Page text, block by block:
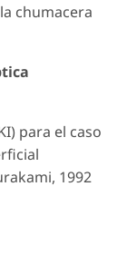
chumacera
para el caso
1992